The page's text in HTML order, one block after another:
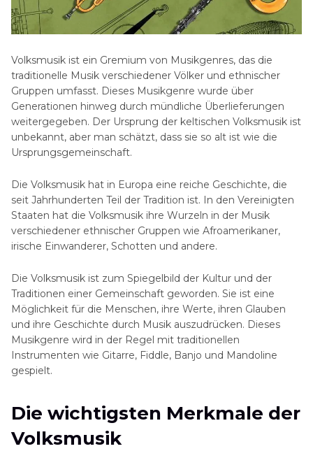
Volksmusik ist ein Gremium von Musikgenres, das die
traditionelle Musik verschiedener Völker und ethnischer
Gruppen umfasst. Dieses Musikgenre wurde über
Generationen hinweg durch mündliche Überlieferungen
weitergegeben. Der Ursprung der keltischen Volksmusik ist
unbekannt, aber man schätzt, dass sie so alt ist wie die
Ursprungsgemeinschaft.
Die Volksmusik hat in Europa eine reiche Geschichte, die
seit Jahrhunderten Teil der Tradition ist. In den Vereinigten
Staaten hat die Volksmusik ihre Wurzeln in der Musik
verschiedener ethnischer Gruppen wie Afroamerikaner,
irische Einwanderer, Schotten und andere.
Die Volksmusik ist zum Spiegelbild der Kultur und der
Traditionen einer Gemeinschaft geworden. Sie ist eine
Möglichkeit für die Menschen, ihre Werte, ihren Glauben
und ihre Geschichte durch Musik auszudrücken. Dieses
Musikgenre wird in der Regel mit traditionellen
Instrumenten wie Gitarre, Fiddle, Banjo und Mandoline
gespielt.
Die wichtigsten Merkmale der
Volksmusik